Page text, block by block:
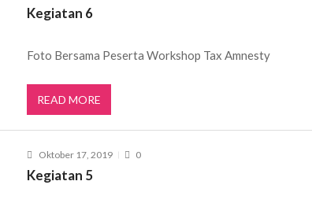
Kegiatan 6
Foto Bersama Peserta Workshop Tax Amnesty
READ MORE
Oktober 17, 2019 0
Kegiatan 5